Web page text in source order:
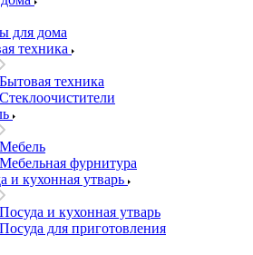
для дома
техника
Бытовая техника
Стеклоочистители
Мебель
Мебельная фурнитура
и кухонная утварь
Посуда и кухонная утварь
Посуда для приготовления